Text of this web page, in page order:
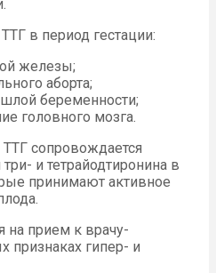
в период гестации:
железы;
аборта;
беременности;
головного мозга.
сопровождается
и тетрайодтиронина в
принимают активное
на прием к врачу-
признаках гипер- и